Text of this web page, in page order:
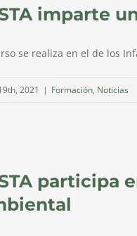
imparte
se realiza en el de los
2021 | Formación, Noticias
participa